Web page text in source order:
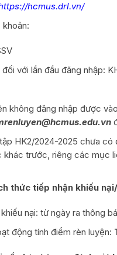
hcmus.drl.vn/
khoản:
với lần đầu đăng nhập:
không đăng nhập được
HK2/2024-2025 chưa có
trước, riêng các mục
thức tiếp nhận khiếu
nại: từ ngày ra thông
động tính điểm rèn luyện: